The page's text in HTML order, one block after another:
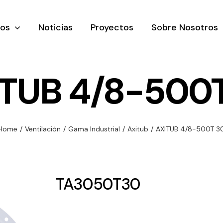
y
y
Ventilación
ventilación
Noticias Proyectos Sobre Nosotros
4/8-
/ Ventilación / Gama Industrial / Axitub / AXITUB 4/8-500T
TA3050T30